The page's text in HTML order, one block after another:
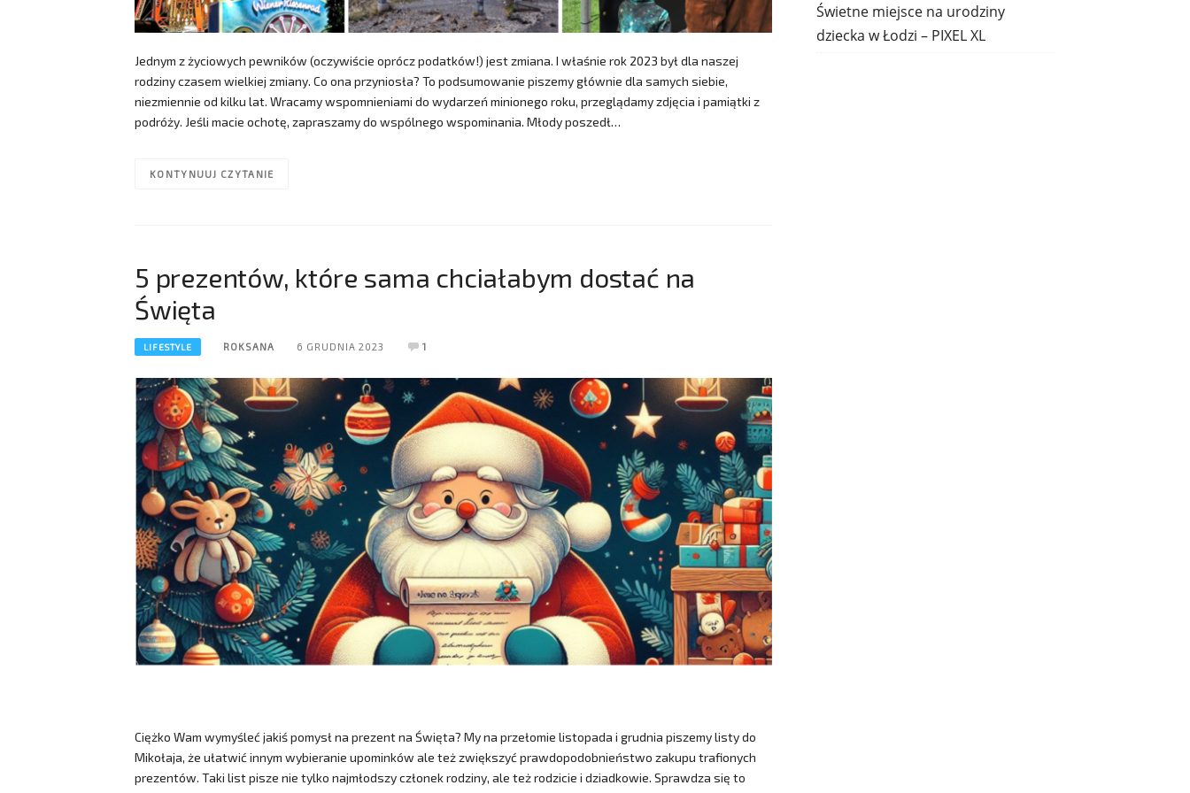
Jednym z życiowych pewników (oczywiście oprócz podatków!) jest zmiana. I właśnie rok 2023 był dla naszej
rodziny czasem wielkiej zmiany. Co ona przyniosła? To podsumowanie piszemy głównie dla samych siebie,
niezmiennie od kilku lat. Wracamy wspomnieniami do wydarzeń minionego roku, przeglądamy zdjęcia i pamiątki z
podróży. Jeśli macie ochotę, zapraszamy do wspólnego wspominania. Młody poszedł…
KONTYNUUJ CZYTANIE
5 prezentów, które sama chciałabym dostać na
Święta
LIFESTYLE ROKSANA 6 GRUDNIA 2023 1
Ciężko Wam wymyśleć jakiś pomysł na prezent na Święta? My na przełomie listopada i grudnia piszemy listy do
Mikołaja, że ułatwić innym wybieranie upominków ale też zwiększyć prawdopodobnieństwo zakupu trafionych
prezentów. Taki list pisze nie tylko najmłodszy członek rodziny, ale też rodzicie i dziadkowie. Sprawdza się to
Świetne miejsce na urodziny
dziecka w Łodzi – PIXEL XL